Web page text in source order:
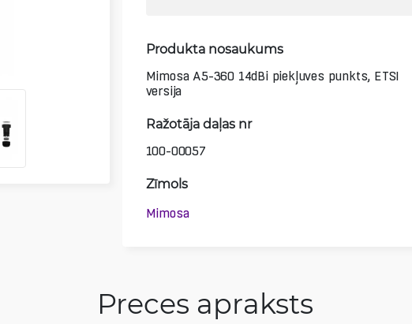
Produkta nosaukums
Mimosa A5-360 14dBi piekļuves punkts, ETSI
versija
Ražotāja daļas nr
100-00057
Zīmols
Mimosa
Preces apraksts